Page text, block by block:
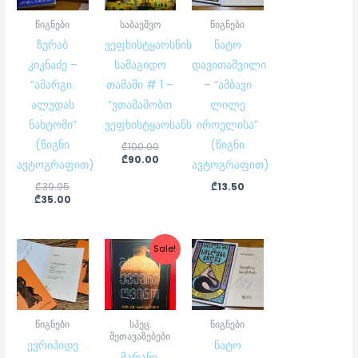
წიგნები
ზურაბ
კიკნაძე –
“ამარგი.
ალუდას
ნახტომი”
(წიგნი
ავტოგრაფით)
₾39.95
₾35.00
საბავშვო
ვეფხისტყაოსნის
სამაგიდო
თამაში # 1 –
“ვთამაშობთ
ვეფხისტყაოსანს”
₾100.00
₾90.00
წიგნები
ნატო
დავითაშვილი
– “ამბავი
ლილე
იროელისა”
(წიგნი
ავტოგრაფით)
₾13.50
წიგნები
ევრიპიდე
Sale!
სპეც.
შეთავაზებები
Original
price
was:
₾79.95.
Current
price
is:
₾59.00.
წიგნები
ნატო